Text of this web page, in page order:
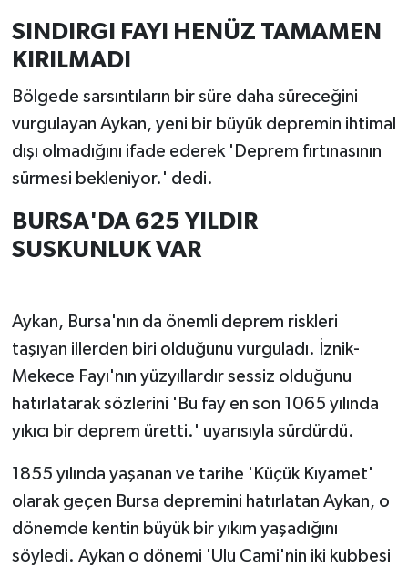
SINDIRGI FAYI HENÜZ TAMAMEN
KIRILMADI
Bölgede sarsıntıların bir süre daha süreceğini
vurgulayan Aykan, yeni bir büyük depremin ihtimal
dışı olmadığını ifade ederek 'Deprem fırtınasının
sürmesi bekleniyor.' dedi.
BURSA'DA 625 YILDIR
SUSKUNLUK VAR
Aykan, Bursa'nın da önemli deprem riskleri
taşıyan illerden biri olduğunu vurguladı. İznik-
Mekece Fayı'nın yüzyıllardır sessiz olduğunu
hatırlatarak sözlerini 'Bu fay en son 1065 yılında
yıkıcı bir deprem üretti.' uyarısıyla sürdürdü.
1855 yılında yaşanan ve tarihe 'Küçük Kıyamet'
olarak geçen Bursa depremini hatırlatan Aykan, o
dönemde kentin büyük bir yıkım yaşadığını
söyledi. Aykan o dönemi 'Ulu Cami'nin iki kubbesi